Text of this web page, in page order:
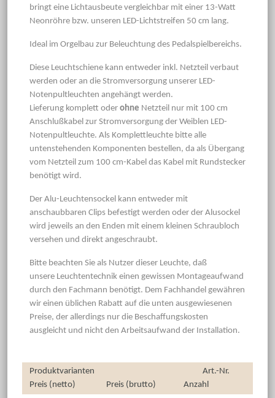
bringt eine Lichtausbeute vergleichbar mit einer 13-Watt
Neonröhre bzw. unseren LED-Lichtstreifen 50 cm lang.
Ideal im Orgelbau zur Beleuchtung des Pedalspielbereichs.
Diese Leuchtschiene kann entweder inkl. Netzteil verbaut
werden oder an die Stromversorgung unserer LED-
Notenpultleuchten angehängt werden.
Lieferung komplett oder ohne Netzteil nur mit 100 cm
Anschlußkabel zur Stromversorgung der Weiblen LED-
Notenpultleuchte. Als Komplettleuchte bitte alle
untenstehenden Komponenten bestellen, da als Übergang
vom Netzteil zum 100 cm-Kabel das Kabel mit Rundstecker
benötigt wird.
Der Alu-Leuchtensockel kann entweder mit
anschaubbaren Clips befestigt werden oder der Alusockel
wird jeweils an den Enden mit einem kleinen Schraubloch
versehen und direkt angeschraubt.
Bitte beachten Sie als Nutzer dieser Leuchte, daß
unsere Leuchtentechnik einen gewissen Montageaufwand
durch den Fachmann benötigt. Dem Fachhandel gewähren
wir einen üblichen Rabatt auf die unten ausgewiesenen
Preise, der allerdings nur die Beschaffungskosten
ausgleicht und nicht den Arbeitsaufwand der Installation.
Produktvarianten
Art.-Nr.
Preis (netto)
Preis (brutto)
Anzahl